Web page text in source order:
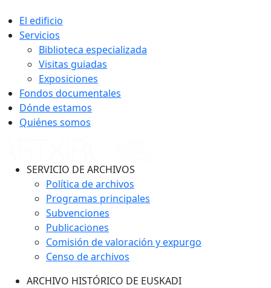
El edificio
Servicios
Biblioteca especializada
Visitas guiadas
Exposiciones
Fondos documentales
Dónde estamos
Quiénes somos
SERVICIO DE ARCHIVOS
Política de archivos
Programas principales
Subvenciones
Publicaciones
Comisión de valoración y expurgo
Censo de archivos
ARCHIVO HISTÓRICO DE EUSKADI